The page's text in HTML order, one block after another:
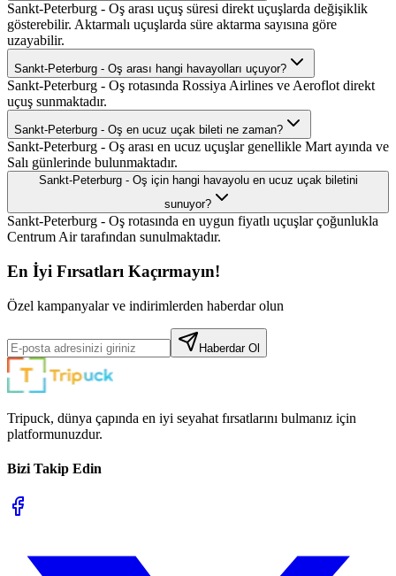
Sankt-Peterburg - Oş arası uçuş süresi direkt uçuşlarda değişiklik
gösterebilir. Aktarmalı uçuşlarda süre aktarma sayısına göre
uzayabilir.
Sankt-Peterburg - Oş arası hangi havayolları uçuyor?
Sankt-Peterburg - Oş rotasında Rossiya Airlines ve Aeroflot direkt
uçuş sunmaktadır.
Sankt-Peterburg - Oş en ucuz uçak bileti ne zaman?
Sankt-Peterburg - Oş arası en ucuz uçuşlar genellikle Mart ayında ve
Salı günlerinde bulunmaktadır.
Sankt-Peterburg - Oş için hangi havayolu en ucuz uçak biletini
sunuyor?
Sankt-Peterburg - Oş rotasında en uygun fiyatlı uçuşlar çoğunlukla
Centrum Air tarafından sunulmaktadır.
En İyi Fırsatları Kaçırmayın!
Özel kampanyalar ve indirimlerden haberdar olun
Haberdar Ol
Tripuck, dünya çapında en iyi seyahat fırsatlarını bulmanız için
platformunuzdur.
Bizi Takip Edin